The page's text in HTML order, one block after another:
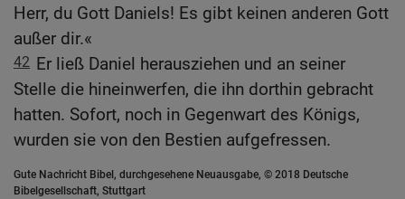
Herr, du Gott Daniels! Es gibt keinen anderen Gott
außer dir.«
42 Er ließ Daniel herausziehen und an seiner
Stelle die hineinwerfen, die ihn dorthin gebracht
hatten. Sofort, noch in Gegenwart des Königs,
wurden sie von den Bestien aufgefressen.
Gute Nachricht Bibel, durchgesehene Neuausgabe, © 2018 Deutsche
Bibelgesellschaft, Stuttgart